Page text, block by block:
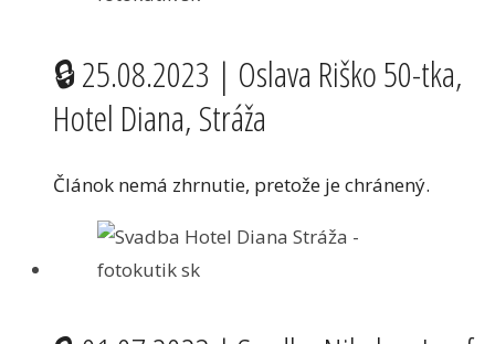
🔒 25.08.2023 | Oslava Riško 50-tka,
Hotel Diana, Stráža
Článok nemá zhrnutie, pretože je chránený.